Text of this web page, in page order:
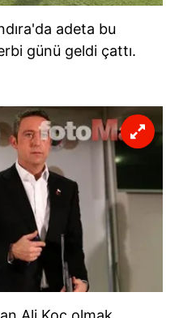
adeta bu
günü geldi çattı.